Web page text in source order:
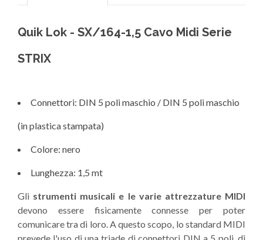
Quik Lok - SX/164-1,5 Cavo Midi Serie
STRIX
Connettori: DIN 5 poli maschio / DIN 5 poli maschio
(in plastica stampata)
Colore: nero
Lunghezza: 1,5 mt
Gli strumenti musicali e le varie attrezzature MIDI
devono essere fisicamente connesse per poter
comunicare tra di loro. A questo scopo, lo standard MIDI